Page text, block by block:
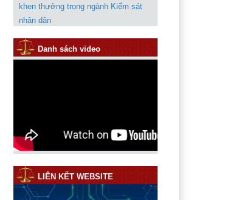
khen thưởng trong ngành Kiểm sát
nhân dân
Chỉ thị 07 của VKSND tối cao về
tăng cường công tác kháng nghị
Hướng dẫn phần mềm thống kê
Danh sách video
LIÊN KẾT WEBSITE